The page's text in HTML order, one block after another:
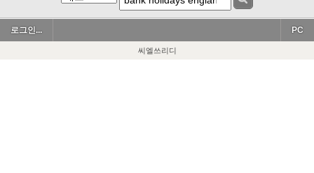
로그인... PC
씨엘쓰리디